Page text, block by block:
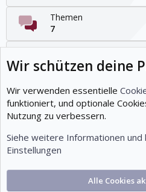
Themen
7
12
Mitglieder
19
Neuestes Mitglied
Nutzungsbedingungen
Wir schützen deine
Wir verwenden essentielle
funktioniert, und optionale
Nutzung zu verbessern.
Siehe weitere Informationen und
Einstellungen
Alle Cookies